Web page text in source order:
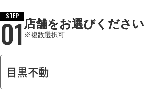
STEP
01店舗をお選びください
※複数選択可